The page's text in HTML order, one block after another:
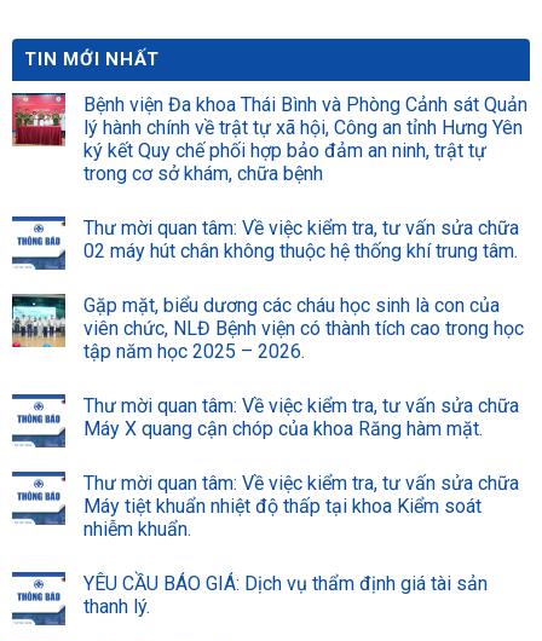
TIN MỚI NHẤT
Bệnh viện Đa khoa Thái Bình và Phòng Cảnh sát Quản
lý hành chính về trật tự xã hội, Công an tỉnh Hưng Yên
ký kết Quy chế phối hợp bảo đảm an ninh, trật tự
trong cơ sở khám, chữa bệnh
Thư mời quan tâm: Về việc kiểm tra, tư vấn sửa chữa
02 máy hút chân không thuộc hệ thống khí trung tâm.
Gặp mặt, biểu dương các cháu học sinh là con của
viên chức, NLĐ Bệnh viện có thành tích cao trong học
tập năm học 2025 – 2026.
Thư mời quan tâm: Về việc kiểm tra, tư vấn sửa chữa
Máy X quang cận chóp của khoa Răng hàm mặt.
Thư mời quan tâm: Về việc kiểm tra, tư vấn sửa chữa
Máy tiệt khuẩn nhiệt độ thấp tại khoa Kiểm soát
nhiễm khuẩn.
YÊU CẦU BÁO GIÁ: Dịch vụ thẩm định giá tài sản
thanh lý.